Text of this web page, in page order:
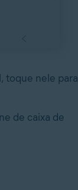
toque nele para
de caixa de